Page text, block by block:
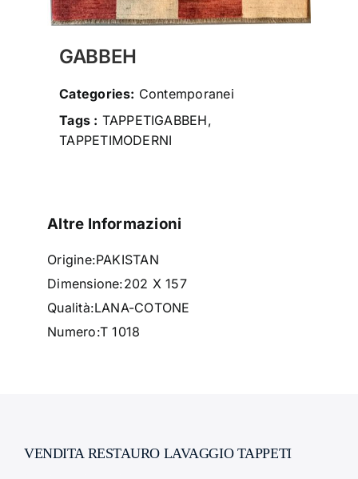
GABBEH
Categories: Contemporanei
Tags : TAPPETIGABBEH,
TAPPETIMODERNI
Altre Informazioni
Origine:PAKISTAN
Dimensione:202 X 157
Qualità:LANA-COTONE
Numero:T 1018
VENDITA RESTAURO LAVAGGIO TAPPETI